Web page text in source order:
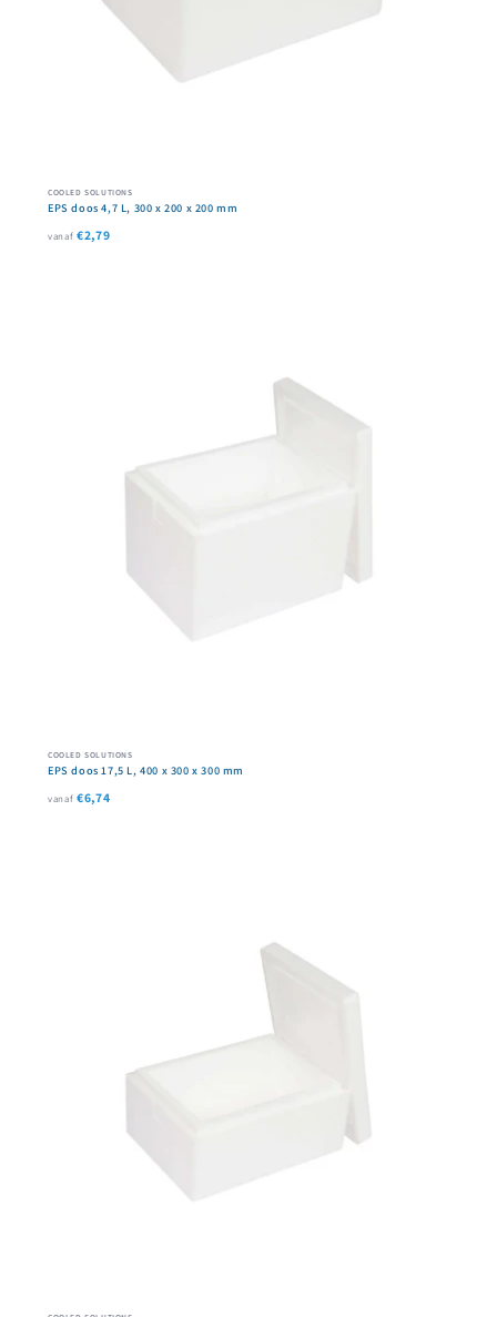
COOLED SOLUTIONS
EPS doos 4,7 L, 300 x 200 x 200 mm
vanaf €2,79
COOLED SOLUTIONS
EPS doos 17,5 L, 400 x 300 x 300 mm
vanaf €6,74